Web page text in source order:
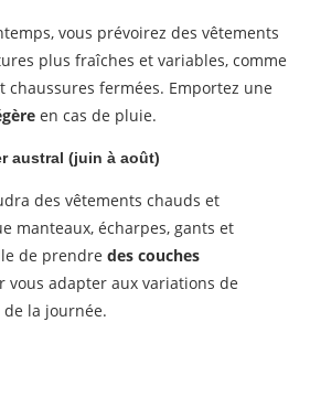
vous prévoirez des vêtements
plus fraîches et variables, comme
chaussures fermées. Emportez une
en cas de pluie.
austral (juin à août)
des vêtements chauds et
manteaux, écharpes, gants et
de prendre des couches
vous adapter aux variations de
la journée.